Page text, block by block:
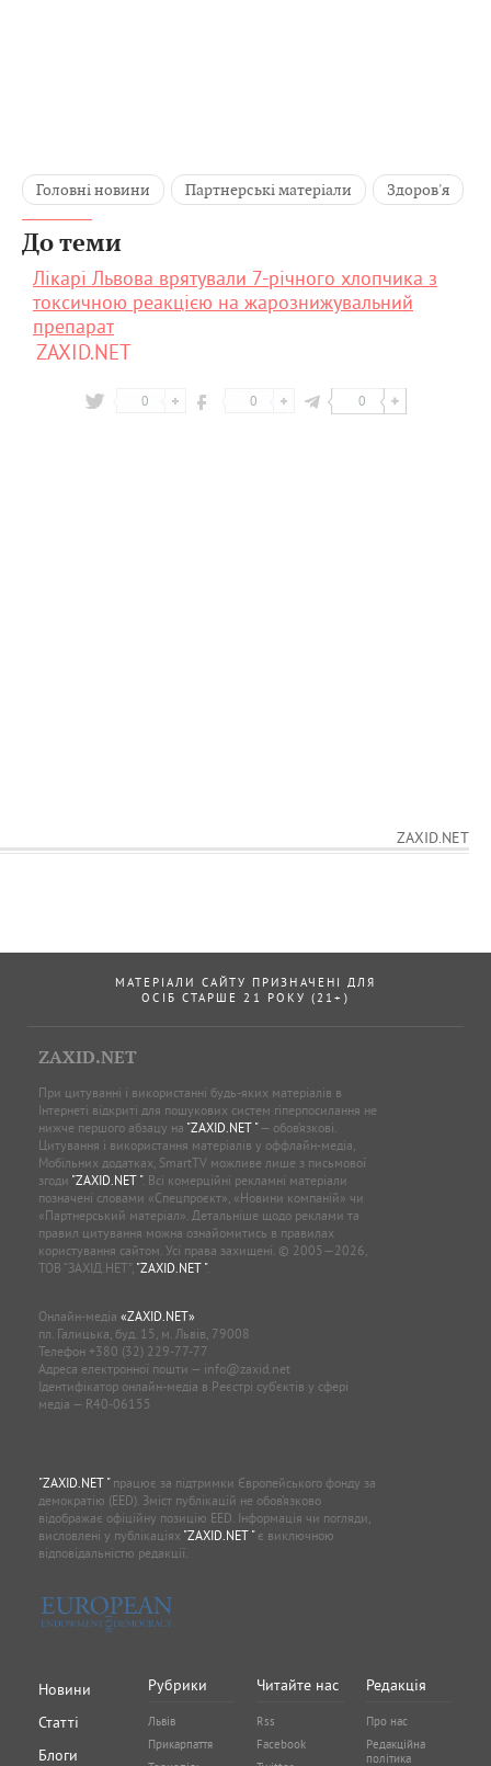
Головні новини Партнерські матеріали Здоров'я
До теми
Лікарі Львова врятували 7-річного хлопчика з
токсичною реакцією на жарознижувальний
препарат
ZAXID.NET
0 0 0
ZAXID.NET
МАТЕРІАЛИ САЙТУ ПРИЗНАЧЕНІ ДЛЯ
ОСІБ СТАРШЕ 21 РОКУ (21+)
ZAXID.NET
При цитуванні і використанні будь-яких матеріалів в
Інтернеті відкриті для пошукових систем гіперпосилання не
нижче першого абзацу на "ZAXID.NET "— обов’язкові.
Цитування і використання матеріалів у оффлайн-медіа,
Мобільних додатках, SmartTV можливе лише з письмової
згоди "ZAXID.NET ". Всі комерційні рекламні матеріали
позначені словами «Спецпроєкт», «Новини компаній» чи
«Партнерський матеріал». Детальніше щодо реклами та
правил цитування можна ознайомитись в правилах
користування сайтом. Усі права захищені. © 2005—2026,
ТОВ “ЗАХІД.НЕТ”, "ZAXID.NET ".
Онлайн-медіа «ZAXID.NET»
пл. Галицька, буд. 15, м. Львів, 79008
Телефон +380 (32) 229-77-77
Адреса електронної пошти — info@zaxid.net
Ідентифікатор онлайн-медіа в Реєстрі суб'єктів у сфері
медіа — R40-06155
"ZAXID.NET "працює за підтримки Європейського фонду за
демократію (EED). Зміст публікацій не обов’язково
відображає офіційну позицію EED. Інформація чи погляди,
висловлені у публікаціях "ZAXID.NET "є виключною
відповідальністю редакції.
Новини
Статті
Блоги
Рубрики
Львів
Прикарпаття
Читайте нас
Rss
Facebook
Редакція
Про нас
Редакційна
політика